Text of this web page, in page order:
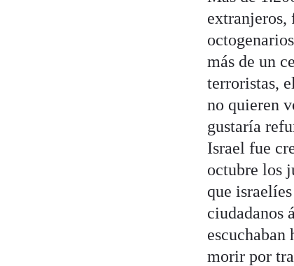
extranjeros,
más de un
terroristas,
no quieren
gustaría
Israel fue
octubre los
que
ciudadanos
escuchaban
morir por